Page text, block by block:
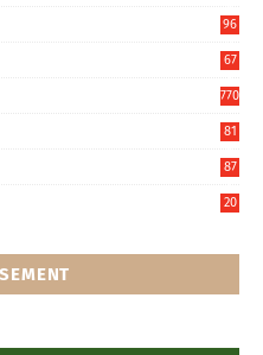
96
67
770
81
87
20